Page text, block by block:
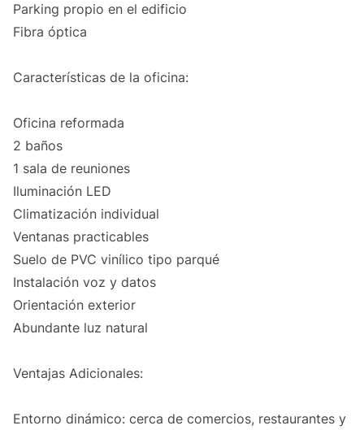
Parking propio en el edificio
Fibra óptica
Características de la oficina:
Oficina reformada
2 baños
1 sala de reuniones
Iluminación LED
Climatización individual
Ventanas practicables
Suelo de PVC vinílico tipo parqué
Instalación voz y datos
Orientación exterior
Abundante luz natural
Ventajas Adicionales:
Entorno dinámico: cerca de comercios, restaurantes y